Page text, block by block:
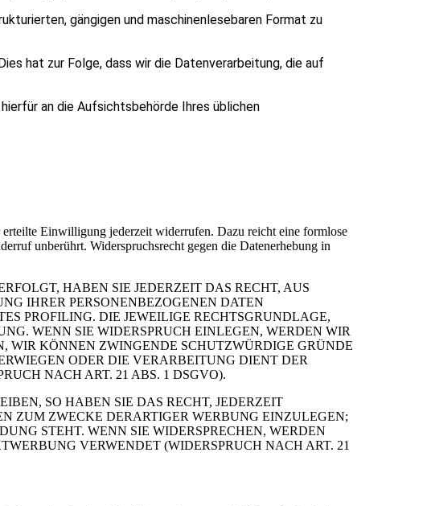
gängigen und maschinenlesebaren Format zu
hat zur Folge, dass wir die Datenverarbeitung, die auf
an die Aufsichtsbehörde Ihres üblichen
Einwilligung jederzeit widerrufen. Dazu reicht eine formlose
unberührt. Widerspruchsrecht gegen die Datenerhebung in
HABEN SIE JEDERZEIT DAS RECHT, AUS
IHRER PERSONENBEZOGENEN DATEN
PROFILING. DIE JEWEILIGE RECHTSGRUNDLAGE,
WENN SIE WIDERSPRUCH EINLEGEN, WERDEN WIR
WIR KÖNNEN ZWINGENDE SCHUTZWÜRDIGE GRÜNDE
ODER DIE VERARBEITUNG DIENT DER
NACH ART. 21 ABS. 1 DSGVO).
SO HABEN SIE DAS RECHT, JEDERZEIT
ZUM ZWECKE DERARTIGER WERBUNG EINZULEGEN;
STEHT. WENN SIE WIDERSPRECHEN, WERDEN
VERWENDET (WIDERSPRUCH NACH ART. 21